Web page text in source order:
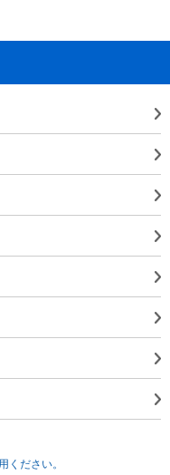
ください。